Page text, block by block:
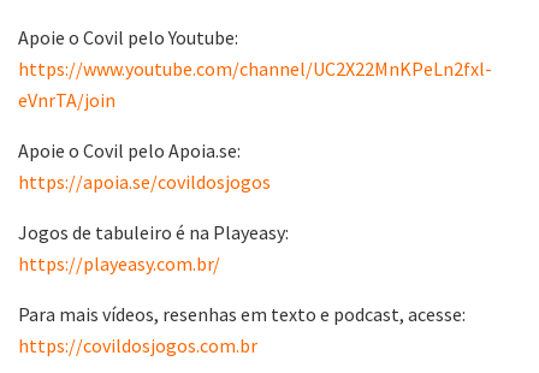
Apoie o Covil pelo Youtube:
https://www.youtube.com/channel/UC2X22MnKPeLn2fxl-
eVnrTA/join
Apoie o Covil pelo Apoia.se:
https://apoia.se/covildosjogos
Jogos de tabuleiro é na Playeasy:
https://playeasy.com.br/
Para mais vídeos, resenhas em texto e podcast, acesse:
https://covildosjogos.com.br